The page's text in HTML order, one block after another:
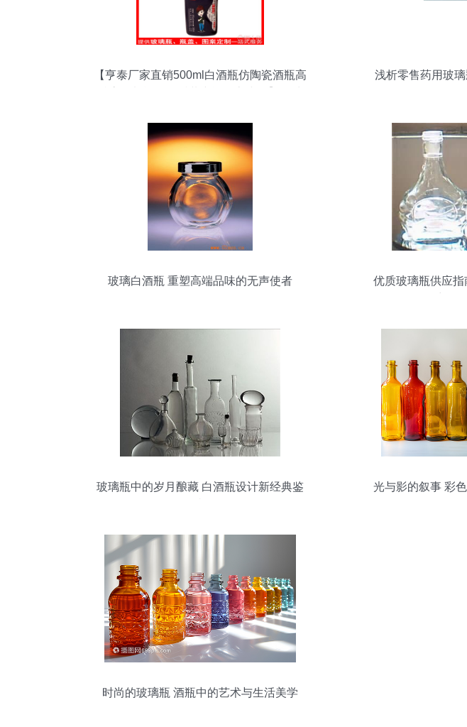
【亨泰厂家直销500ml白酒瓶仿陶瓷酒瓶高
浅析零售药用玻
玻璃白酒瓶 重塑高端品味的无声使者
优质玻璃瓶供应
玻璃瓶中的岁月酿藏 白酒瓶设计新经典鉴
光与影的叙事 彩
时尚的玻璃瓶 酒瓶中的艺术与生活美学